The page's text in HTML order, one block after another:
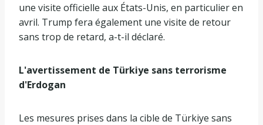
une visite officielle aux États-Unis, en particulier en
avril. Trump fera également une visite de retour
sans trop de retard, a-t-il déclaré.
L'avertissement de Türkiye sans terrorisme
d'Erdogan
Les mesures prises dans la cible de Türkiye sans